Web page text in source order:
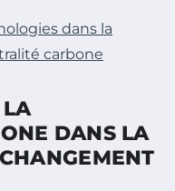
dans la
carbone
LA
DANS LA